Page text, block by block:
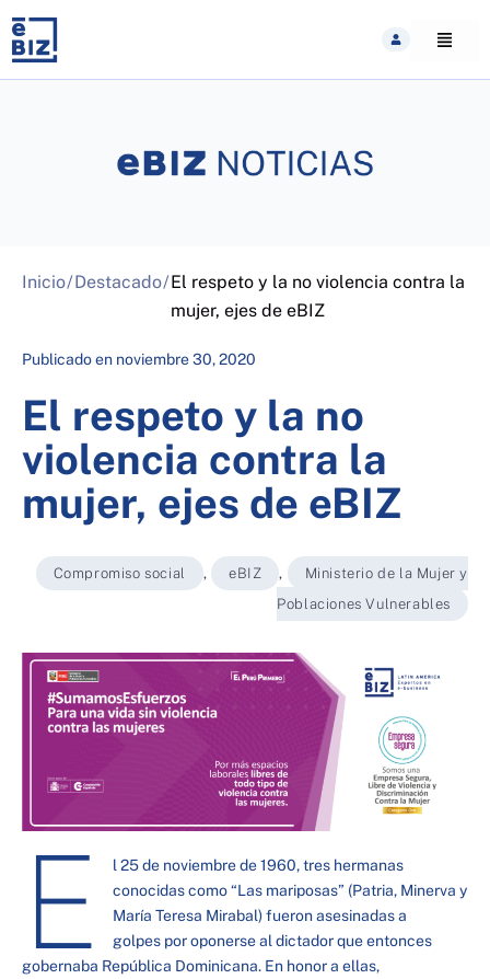
content
Inicio/Destacado/El respeto y la no violencia contra la
mujer, ejes de eBIZ
Publicado en noviembre 30, 2020
El respeto y la no
violencia contra la
mujer, ejes de eBIZ
Compromiso social , eBIZ ,
Ministerio de la Mujer y
Poblaciones Vulnerables
E
l 25 de noviembre de 1960, tres hermanas
conocidas como “Las mariposas” (Patria, Minerva y
María Teresa Mirabal) fueron asesinadas a
golpes por oponerse al dictador que entonces
gobernaba República Dominicana. En honor a ellas,